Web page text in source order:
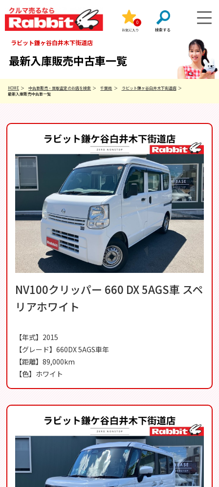
お気に入り
0
ラビット鎌ヶ谷白井木下街道店
最新入庫販売中古車一覧
HOME 中古車販売・買取査定のお店を検索 千葉県
ラビット鎌ヶ谷白井木下街道店
最新入庫販売中古車一覧
NV100クリッパー 660 DX 5AGS車 スペ
リアホワイト
【年式】2015
【グレード】660DX 5AGS車年
【距離】89,000km
【色】ホワイト